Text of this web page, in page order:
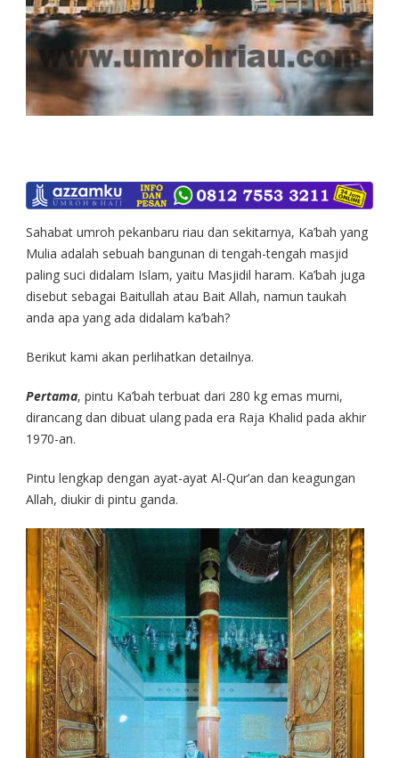
Sahabat umroh pekanbaru riau dan sekitarnya, Ka’bah yang
Mulia adalah sebuah bangunan di tengah-tengah masjid
paling suci didalam Islam, yaitu Masjidil haram. Ka’bah juga
disebut sebagai Baitullah atau Bait Allah, namun taukah
anda apa yang ada didalam ka’bah?
Berikut kami akan perlihatkan detailnya.
Pertama, pintu Ka’bah terbuat dari 280 kg emas murni,
dirancang dan dibuat ulang pada era Raja Khalid pada akhir
1970-an.
Pintu lengkap dengan ayat-ayat Al-Qur’an dan keagungan
Allah, diukir di pintu ganda.